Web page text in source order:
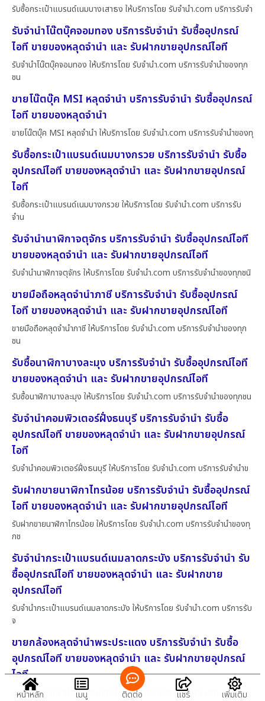
รับซื้อกระเป๋าแบรนด์เนมบางเสาธง ให้บริการโดย รับจํานํา.com บริการรับจำ
รับจำนำโน๊ตบุ๊คจอมทอง บริการรับจำนำ รับซื้ออุปกรณ์
ไอที ขายของหลุดจำนำ และ รับฝากขายอุปกรณ์ไอที
รับจำนำโน๊ตบุ๊คจอมทอง ให้บริการโดย รับจํานํา.com บริการรับจำนำของทุก
ชน
ขายโน๊ตบุ๊ค MSI หลุดจำนำ บริการรับจำนำ รับซื้ออุปกรณ์
ไอที ขายของหลุดจำนำ
ขายโน๊ตบุ๊ค MSI หลุดจำนำ ให้บริการโดย รับจํานํา.com บริการรับจำนำของทุ
รับซื้อกระเป๋าแบรนด์เนมบางกรวย บริการรับจำนำ รับซื้อ
อุปกรณ์ไอที ขายของหลุดจำนำ และ รับฝากขายอุปกรณ์
ไอที
รับซื้อกระเป๋าแบรนด์เนมบางกรวย ให้บริการโดย รับจํานํา.com บริการรับ
จำน
รับจำนำนาฬิกาจตุจักร บริการรับจำนำ รับซื้ออุปกรณ์ไอที
ขายของหลุดจำนำ และ รับฝากขายอุปกรณ์ไอที
รับจำนำนาฬิกาจตุจักร ให้บริการโดย รับจํานํา.com บริการรับจำนำของทุกชนิ
ขายมือถือหลุดจำนำภาชี บริการรับจำนำ รับซื้ออุปกรณ์
ไอที ขายของหลุดจำนำ และ รับฝากขายอุปกรณ์ไอที
ขายมือถือหลุดจำนำภาชี ให้บริการโดย รับจํานํา.com บริการรับจำนำของทุก
ชน
รับซื้อนาฬิกาบางละมุง บริการรับจำนำ รับซื้ออุปกรณ์ไอที
ขายของหลุดจำนำ และ รับฝากขายอุปกรณ์ไอที
รับซื้อนาฬิกาบางละมุง ให้บริการโดย รับจํานํา.com บริการรับจำนำของทุกชน
รับจำนำคอมพิวเตอร์ฝั่งธนบุรี บริการรับจำนำ รับซื้อ
อุปกรณ์ไอที ขายของหลุดจำนำ และ รับฝากขายอุปกรณ์
ไอที
รับจำนำคอมพิวเตอร์ฝั่งธนบุรี ให้บริการโดย รับจํานํา.com บริการรับจำนำข
รับฝากขายนาฬิกาไทรน้อย บริการรับจำนำ รับซื้ออุปกรณ์
ไอที ขายของหลุดจำนำ และ รับฝากขายอุปกรณ์ไอที
รับฝากขายนาฬิกาไทรน้อย ให้บริการโดย รับจํานํา.com บริการรับจำนำของทุ
กช
รับจำนำกระเป๋าแบรนด์เนมลาดกระบัง บริการรับจำนำ รับ
ซื้ออุปกรณ์ไอที ขายของหลุดจำนำ และ รับฝากขาย
อุปกรณ์ไอที
รับจำนำกระเป๋าแบรนด์เนมลาดกระบัง ให้บริการโดย รับจํานํา.com บริการรับ
จ
ขายกล้องหลุดจำนำพระประแดง บริการรับจำนำ รับซื้อ
อุปกรณ์ไอที ขายของหลุดจำนำ และ รับฝากขายอุปกรณ์
ไอที
ขายกล้องหลุดจำนำพระประแดง ให้บริการโดย รับจํานํา.com บริการรับจำนำ
หน้าหลัก เมนู ติดต่อ แชร์ เพิ่มเติม